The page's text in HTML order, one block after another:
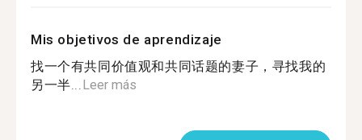
Mis objetivos de aprendizaje
找一个有共同价值观和共同话题的妻子，寻找我的
另一半... Leer más